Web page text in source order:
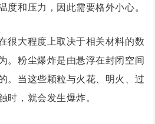
度和压力，因此需要格外小心。
很大程度上取决于相关材料的数
。粉尘爆炸是由悬浮在封闭空间
。当这些颗粒与火花、明火、过
时，就会发生爆炸。